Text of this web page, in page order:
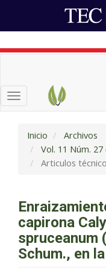
Contenido
principal
lateral
Toggle
navigation
Inicio
Archivos
Vol. 11 Núm.
Articulos
capirona
spruceanum
Schum., en